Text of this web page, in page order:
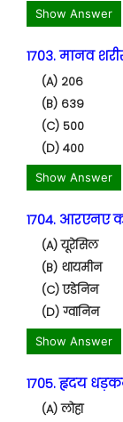
Show Answer
1703. मानव
(A) 206
(B) 639
(C) 500
(D) 400
Show Answer
1704. आरएनए
(A) यूरेसिल
(B) थायमीन
(C) एडेनिन
(D) ग्वानिन
Show Answer
1705. हृदय
(A) लोहा